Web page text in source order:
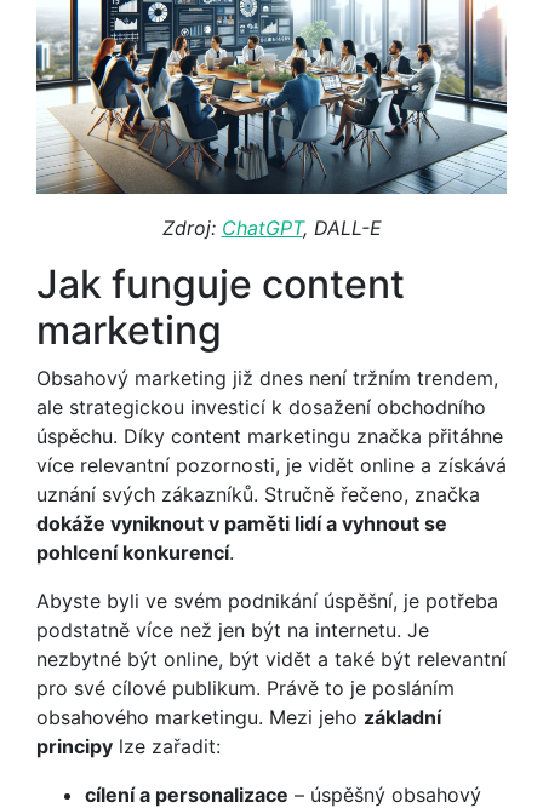
Zdroj: ChatGPT, DALL-E
Jak funguje content
marketing
Obsahový marketing již dnes není tržním trendem,
ale strategickou investicí k dosažení obchodního
úspěchu. Díky content marketingu značka přitáhne
více relevantní pozornosti, je vidět online a získává
uznání svých zákazníků. Stručně řečeno, značka
dokáže vyniknout v paměti lidí a vyhnout se
pohlcení konkurencí.
Abyste byli ve svém podnikání úspěšní, je potřeba
podstatně více než jen být na internetu. Je
nezbytné být online, být vidět a také být relevantní
pro své cílové publikum. Právě to je posláním
obsahového marketingu. Mezi jeho základní
principy lze zařadit:
cílení a personalizace – úspěšný obsahový